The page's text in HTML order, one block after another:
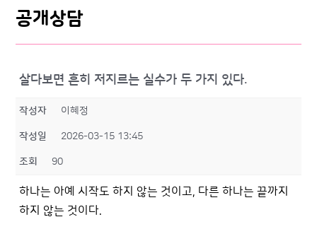
공개상담
살다보면 흔히 저지르는 실수가 두 가지 있다.
작성자 이혜정
작성일 2026-03-15 13:45
조회 90
하나는 아예 시작도 하지 않는 것이고, 다른 하나는 끝까지
하지 않는 것이다.